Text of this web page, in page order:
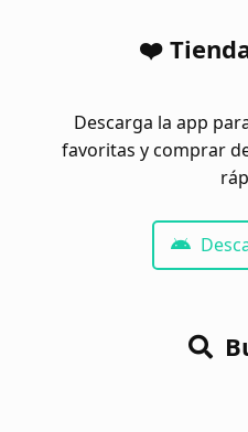
❤️
Descarga la app
favoritas y comprar